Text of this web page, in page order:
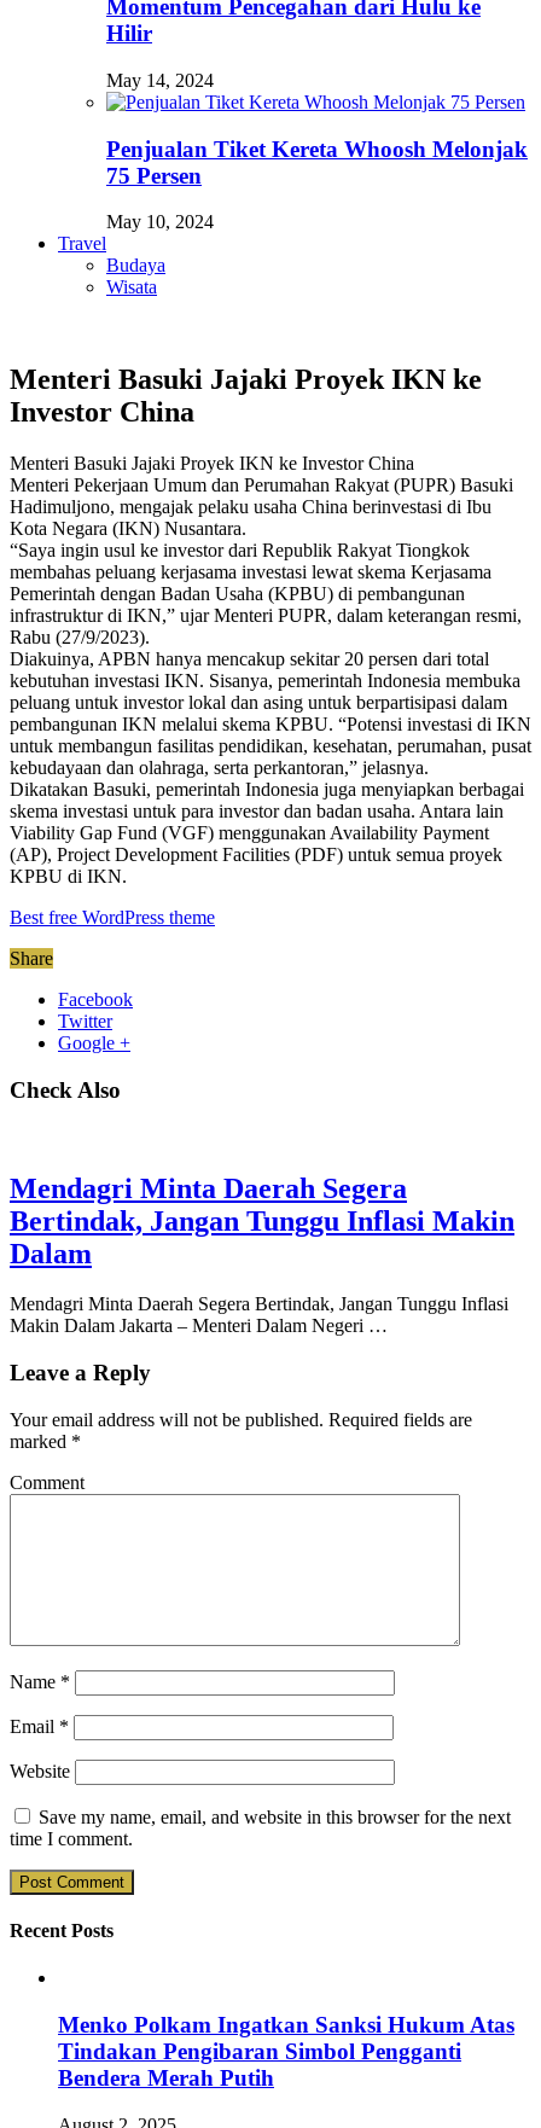
Momentum Pencegahan dari Hulu ke
Hilir
May 14, 2024
Penjualan Tiket Kereta Whoosh Melonjak
75 Persen
May 10, 2024
Travel
Budaya
Wisata
Menteri Basuki Jajaki Proyek IKN ke
Investor China
Menteri Basuki Jajaki Proyek IKN ke Investor China
Menteri Pekerjaan Umum dan Perumahan Rakyat (PUPR) Basuki
Hadimuljono, mengajak pelaku usaha China berinvestasi di Ibu
Kota Negara (IKN) Nusantara.
“Saya ingin usul ke investor dari Republik Rakyat Tiongkok
membahas peluang kerjasama investasi lewat skema Kerjasama
Pemerintah dengan Badan Usaha (KPBU) di pembangunan
infrastruktur di IKN,” ujar Menteri PUPR, dalam keterangan resmi,
Rabu (27/9/2023).
Diakuinya, APBN hanya mencakup sekitar 20 persen dari total
kebutuhan investasi IKN. Sisanya, pemerintah Indonesia membuka
peluang untuk investor lokal dan asing untuk berpartisipasi dalam
pembangunan IKN melalui skema KPBU. “Potensi investasi di IKN
untuk membangun fasilitas pendidikan, kesehatan, perumahan, pusat
kebudayaan dan olahraga, serta perkantoran,” jelasnya.
Dikatakan Basuki, pemerintah Indonesia juga menyiapkan berbagai
skema investasi untuk para investor dan badan usaha. Antara lain
Viability Gap Fund (VGF) menggunakan Availability Payment
(AP), Project Development Facilities (PDF) untuk semua proyek
KPBU di IKN.
Best free WordPress theme
Share
Facebook
Twitter
Google +
Check Also
Mendagri Minta Daerah Segera
Bertindak, Jangan Tunggu Inflasi Makin
Dalam
Mendagri Minta Daerah Segera Bertindak, Jangan Tunggu Inflasi
Makin Dalam Jakarta – Menteri Dalam Negeri …
Leave a Reply
Your email address will not be published. Required fields are
marked *
Comment
Name *
Email *
Website
Save my name, email, and website in this browser for the next
time I comment.
Recent Posts
Menko Polkam Ingatkan Sanksi Hukum Atas
Tindakan Pengibaran Simbol Pengganti
Bendera Merah Putih